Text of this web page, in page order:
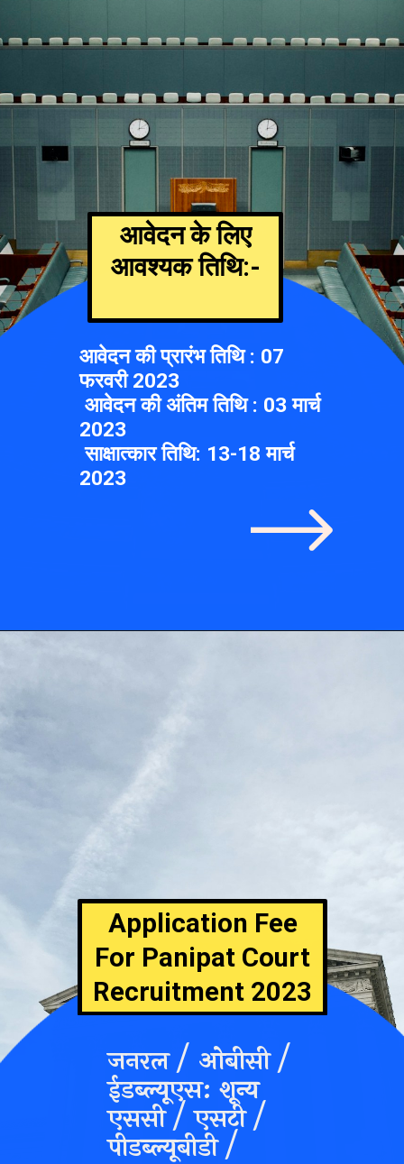
आवेदन की प्रारंभ तिथि : 07
फरवरी 2023
आवेदन की अंतिम तिथि : 03 मार्च
2023
साक्षात्कार तिथि: 13-18 मार्च
2023
आवेदन के लिए
आवश्यक तिथि:-
Application Fee
For Panipat Court
Recruitment 2023
जनरल / ओबीसी /
ईडब्ल्यूएस: शून्य
एससी / एसटी /
पीडब्ल्यूबीडी /